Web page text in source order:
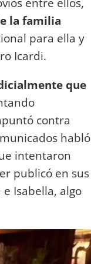
la familia
para ella y
Icardi.
que
contra
habló
intentaron
publicó en sus
Isabella, algo